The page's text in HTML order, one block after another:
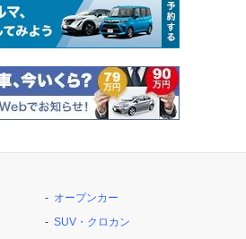
オープンカー
SUV・クロカン